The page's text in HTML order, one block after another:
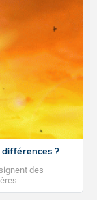
différences ?
des
de chaleur qui